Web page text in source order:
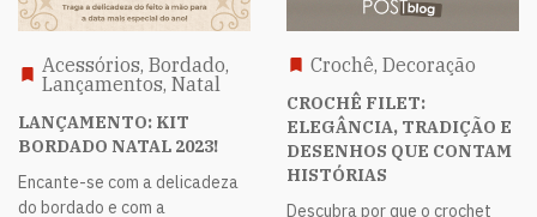
Acessórios, Bordado,
Lançamentos, Natal
LANÇAMENTO: KIT
BORDADO NATAL 2023!
Encante-se com a delicadeza
do bordado e com a
Crochê, Decoração
CROCHÊ FILET:
ELEGÂNCIA, TRADIÇÃO E
DESENHOS QUE CONTAM
HISTÓRIAS
Descubra por que o crochet